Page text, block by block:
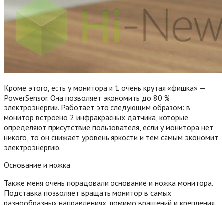
Кроме этого, есть у монитора и 1 очень крутая «фишка» —
PowerSensor. Она позволяет экономить до 80 %
электроэнергии. Работает это следующим образом: в
монитор встроено 2 инфракрасных датчика, которые
определяют присутствие пользователя, если у монитора нет
никого, то он снижает уровень яркости и тем самым экономит
электроэнергию.
Основание и ножка
Также меня очень порадовали основание и ножка монитора.
Подставка позволяет вращать монитор в самых
разнообразных направлениях, помимо вращений и крепления